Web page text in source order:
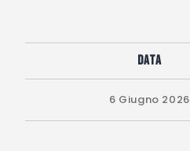
Data
6 Giugno 2026